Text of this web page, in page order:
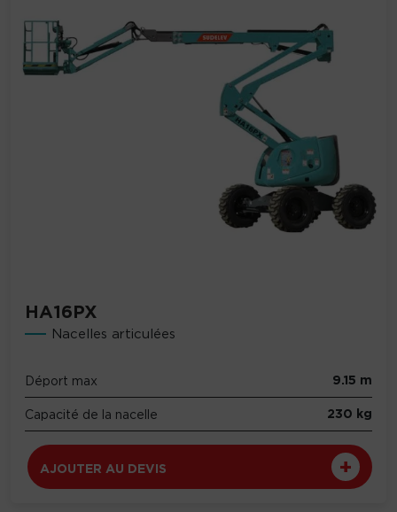
HA16PX
Nacelles articulées
Déport max 9.15 m
Capacité de la nacelle 230 kg
AJOUTER AU DEVIS